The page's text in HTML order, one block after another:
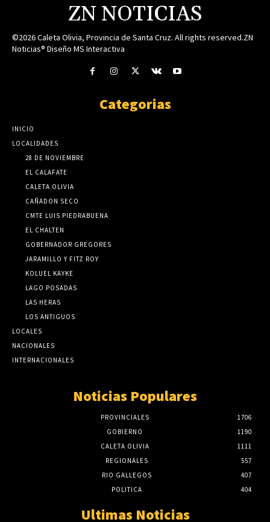
ZN NOTICIAS
©2026 Caleta Olivia, Provincia de Santa Cruz. All rights reserved.ZN
Noticias® Diseño MS Interactiva
Categorias
INICIO
LOCALIDADES
28 DE NOVIEMBRE
EL CALAFATE
CALETA OLIVIA
CAÑADON SECO
CMTE LUIS PIEDRABUENA
EL CHALTEN
GOBERNADOR GREGORES
JARAMILLO Y FITZ ROY
KOLUEL KAYKE
LAGO POSADAS
LAS HERAS
LOS ANTIGUOS
LOCALES
NACIONALES
INTERNACIONALES
Noticias Populares
PROVINCIALES
1706
GOBIERNO
1190
CALETA OLIVIA
1111
REGIONALES
557
RIO GALLEGOS
407
POLITICA
404
Ultimas Noticias